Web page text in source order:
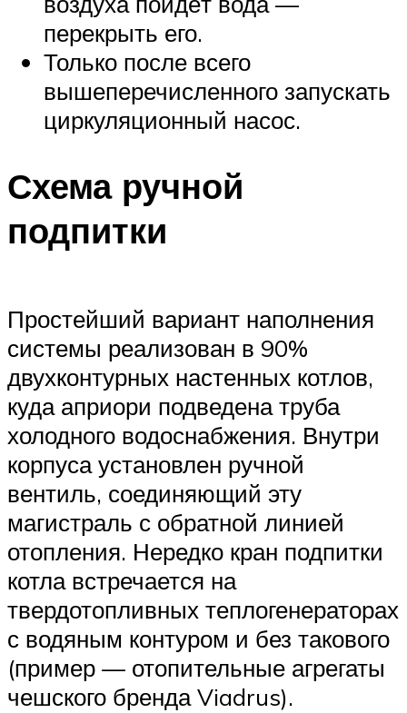
перекрыть его.
Только после всего
вышеперечисленного запускать
циркуляционный насос.
Схема ручной
подпитки
Простейший вариант наполнения
системы реализован в 90%
двухконтурных настенных котлов,
куда априори подведена труба
холодного водоснабжения. Внутри
корпуса установлен ручной
вентиль, соединяющий эту
магистраль с обратной линией
отопления. Нередко кран подпитки
котла встречается на
твердотопливных теплогенераторах
с водяным контуром и без такового
(пример — отопительные агрегаты
чешского бренда Viadrus).